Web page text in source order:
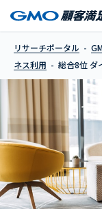
リサーチポータル
ネス利用
総合8位 ダ